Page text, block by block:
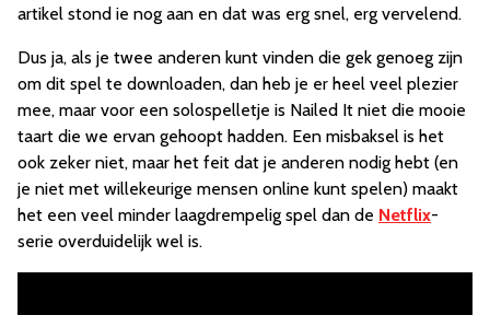
artikel stond ie nog aan en dat was erg snel, erg vervelend.
Dus ja, als je twee anderen kunt vinden die gek genoeg zijn
om dit spel te downloaden, dan heb je er heel veel plezier
mee, maar voor een solospelletje is Nailed It niet die mooie
taart die we ervan gehoopt hadden. Een misbaksel is het
ook zeker niet, maar het feit dat je anderen nodig hebt (en
je niet met willekeurige mensen online kunt spelen) maakt
het een veel minder laagdrempelig spel dan de Netflix-
serie overduidelijk wel is.